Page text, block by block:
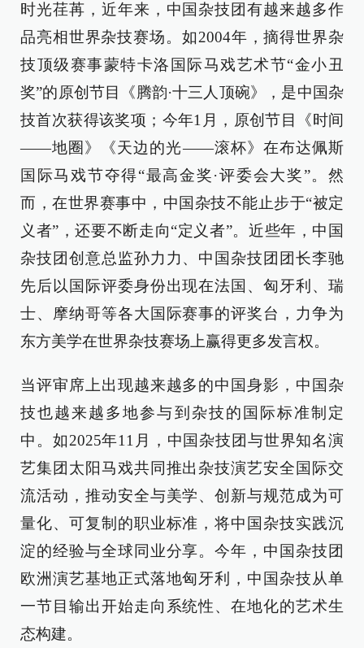
时光荏苒，近年来，中国杂技团有越来越多作
品亮相世界杂技赛场。如2004年，摘得世界杂
技顶级赛事蒙特卡洛国际马戏艺术节“金小丑
奖”的原创节目《腾韵·十三人顶碗》，是中国杂
技首次获得该奖项；今年1月，原创节目《时间
——地圈》《天边的光——滚杯》在布达佩斯
国际马戏节夺得“最高金奖·评委会大奖”。然
而，在世界赛事中，中国杂技不能止步于“被定
义者”，还要不断走向“定义者”。近些年，中国
杂技团创意总监孙力力、中国杂技团团长李驰
先后以国际评委身份出现在法国、匈牙利、瑞
士、摩纳哥等各大国际赛事的评奖台，力争为
东方美学在世界杂技赛场上赢得更多发言权。
当评审席上出现越来越多的中国身影，中国杂
技也越来越多地参与到杂技的国际标准制定
中。如2025年11月，中国杂技团与世界知名演
艺集团太阳马戏共同推出杂技演艺安全国际交
流活动，推动安全与美学、创新与规范成为可
量化、可复制的职业标准，将中国杂技实践沉
淀的经验与全球同业分享。今年，中国杂技团
欧洲演艺基地正式落地匈牙利，中国杂技从单
一节目输出开始走向系统性、在地化的艺术生
态构建。